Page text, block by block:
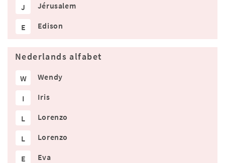
J Jérusalem
E Edison
Nederlands alfabet
W Wendy
I Iris
L Lorenzo
L Lorenzo
E Eva